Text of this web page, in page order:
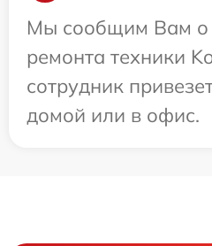
Мы сообщим Вам о
ремонта техники
сотрудник
домой или в офис.